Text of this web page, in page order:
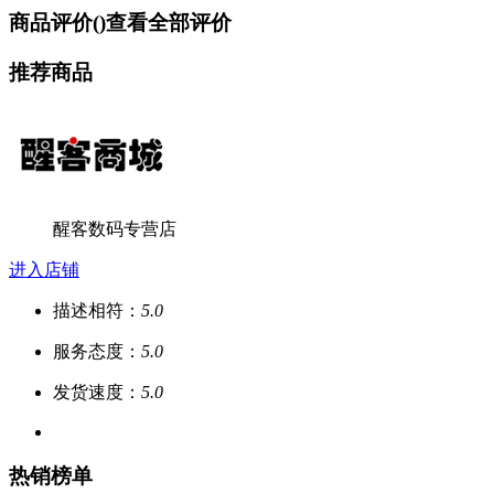
商品评价()查看全部评价
推荐商品
醒客数码专营店
进入店铺
描述相符： 5.0
服务态度： 5.0
发货速度： 5.0
热销榜单